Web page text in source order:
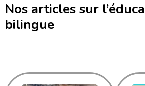
Nos articles sur
bilingue